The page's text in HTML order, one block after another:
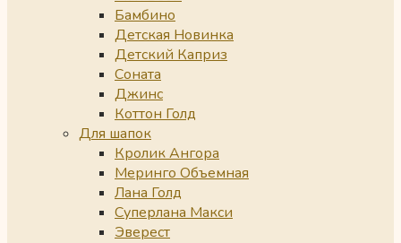
Бамбино
Детская Новинка
Детский Каприз
Соната
Джинс
Коттон Голд
Для шапок
Кролик Ангора
Меринго Объемная
Лана Голд
Суперлана Макси
Эверест